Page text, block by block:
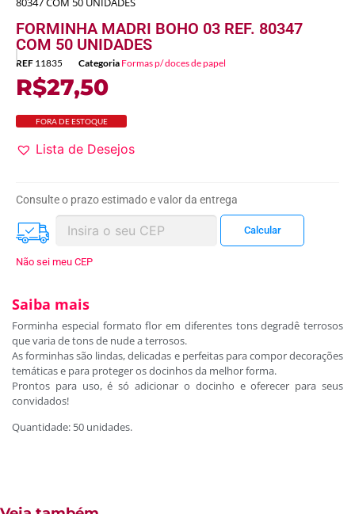
FORMINHA MADRI BOHO 03 REF. 80347
COM 50 UNIDADES
REF 11835 Categoria Formas p/ doces de papel
R$27,50
FORA DE ESTOQUE
Lista de Desejos
Consulte o prazo estimado e valor da entrega
Não sei meu CEP
Saiba mais
Forminha especial formato flor em diferentes tons degradê terrosos
que varia de tons de nude a terrosos.
As forminhas são lindas, delicadas e perfeitas para compor decorações
temáticas e para proteger os docinhos da melhor forma.
Prontos para uso, é só adicionar o docinho e oferecer para seus
convidados!
Quantidade: 50 unidades.